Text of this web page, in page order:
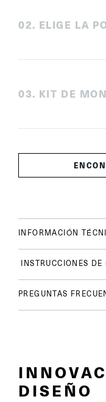
02. ELIGE LA
03. KIT DE
INFORMACIÓN
INSTRUCCIONES
PREGUNTAS
DISEÑO